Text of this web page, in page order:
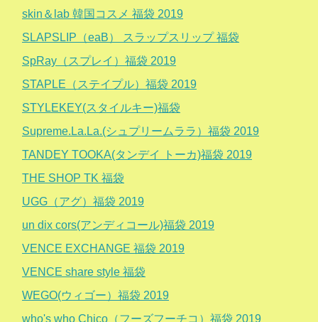
skin＆lab 韓国コスメ 福袋 2019
SLAPSLIP（eaB） スラップスリップ 福袋
SpRay（スプレイ）福袋 2019
STAPLE（ステイプル）福袋 2019
STYLEKEY(スタイルキー)福袋
Supreme.La.La.(シュプリームララ）福袋 2019
TANDEY TOOKA(タンデイ トーカ)福袋 2019
THE SHOP TK 福袋
UGG（アグ）福袋 2019
un dix cors(アンディコール)福袋 2019
VENCE EXCHANGE 福袋 2019
VENCE share style 福袋
WEGO(ウィゴー）福袋 2019
who's who Chico（フーズフーチコ）福袋 2019